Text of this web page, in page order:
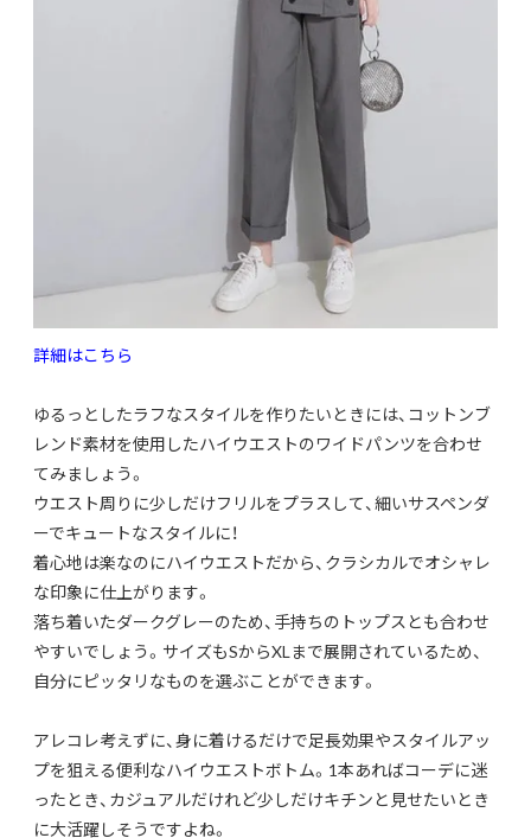
詳細はこちら
ゆるっとしたラフなスタイルを作りたいときには、 コットンブ
レンド素材を使用したハイウエストのワイドパンツを合わせ
てみましょう。
ウエスト周りに少しだけフリルをプラスして、細いサスペンダ
ーでキュートなスタイルに！
着心地は楽なのにハイウエストだから、 クラシカルでオシャレ
な印象に仕上がります。
落ち着いたダークグレーのため、 手持ちのトップスとも合わせ
やすいでしょう。 サイズもSからXLまで展開されているため、
自分にピッタリなものを選ぶことができます。
アレコレ考えずに、身に着けるだけで足長効果やスタイルアッ
プを狙える便利なハイウエストボトム。1本あればコーデに迷
ったとき、 カジュアルだけれど少しだけキチンと見せたいとき
に大活躍しそう ですよね。